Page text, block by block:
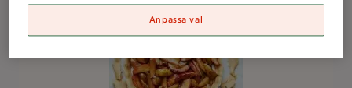
Anpassa val